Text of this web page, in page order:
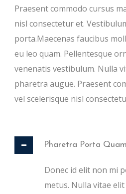
Praesent commodo cursus
nisl consectetur et.
porta.Maecenas faucibus
eu leo quam. Pellentesque
venenatis vestibulum. Nulla
pharetra augue. Praesent
vel scelerisque nisl
Pharetra Porta
Donec id elit non mi
metus. Nulla vitae